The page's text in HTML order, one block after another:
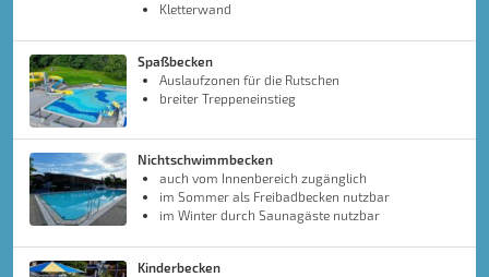
Kletterwand
Spaßbecken
Auslaufzonen für die Rutschen
breiter Treppeneinstieg
Nichtschwimmbecken
auch vom Innenbereich zugänglich
im Sommer als Freibadbecken nutzbar
im Winter durch Saunagäste nutzbar
Kinderbecken